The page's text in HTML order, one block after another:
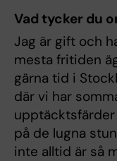
Vad tycker du
Jag är gift och
mesta fritiden
gärna tid i
där vi har
på de lugna
inte alltid är så